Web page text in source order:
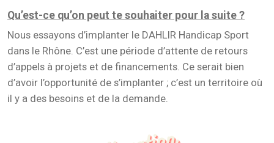
Qu’est-ce qu’on peut te souhaiter pour la suite ?
Nous essayons d’implanter le DAHLIR Handicap Sport
dans le Rhône. C’est une période d’attente de retours
d’appels à projets et de financements. Ce serait bien
d’avoir l’opportunité de s’implanter ; c’est un territoire où
il y a des besoins et de la demande.